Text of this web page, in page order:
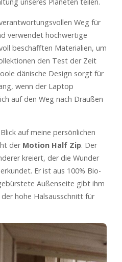
Weg für
verwendet hochwertige
beschafften Materialien, um
den Test der Zeit
dänische Design sorgt für
wenn der Laptop
auf den Weg nach Draußen
auf meine persönlichen
der Motion Half Zip. Der
kreiert, der die Wunder
Er ist aus 100% Bio-
Außenseite gibt ihm
hohe Halsausschnitt für